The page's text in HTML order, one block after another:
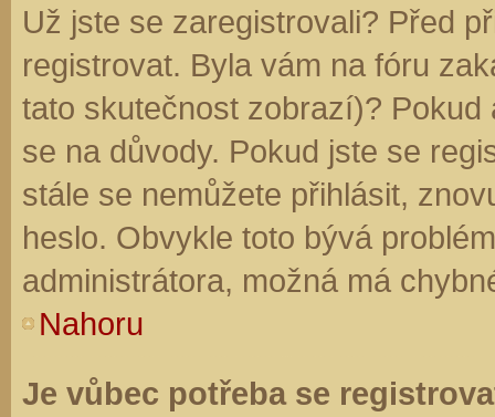
Už jste se zaregistrovali? Před
registrovat. Byla vám na fóru
tato skutečnost zobrazí)?
se na důvody. Pokud jste se
stále se nemůžete přihlásit,
heslo. Obvykle toto bývá
administrátora, možná má
Nahoru
Je vůbec potřeba se